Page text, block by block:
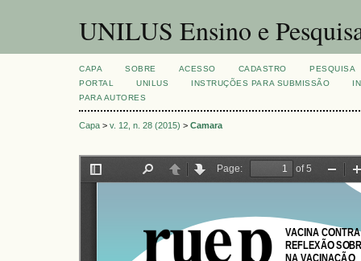
UNILUS Ensino e
CAPA SOBRE ACESSO CADASTRO
PESQUISA
PORTAL
UNILUS INSTRUÇÕES PARA SUBMISSÃO
PARA AUTORES
Capa > v. 12, n. 28 (2015) > Camara